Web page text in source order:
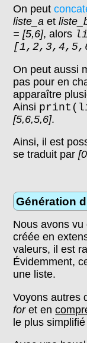
On peut
liste_a et
= [5,6], alors
On peut aussi
pas pour en
apparaître
Ainsi
[5,6,5,6].
Ainsi, il est
se traduit par
Génération
Nous avons
créée en
valeurs, il est
Évidemment,
une liste.
Voyons autres
foret en
le plus